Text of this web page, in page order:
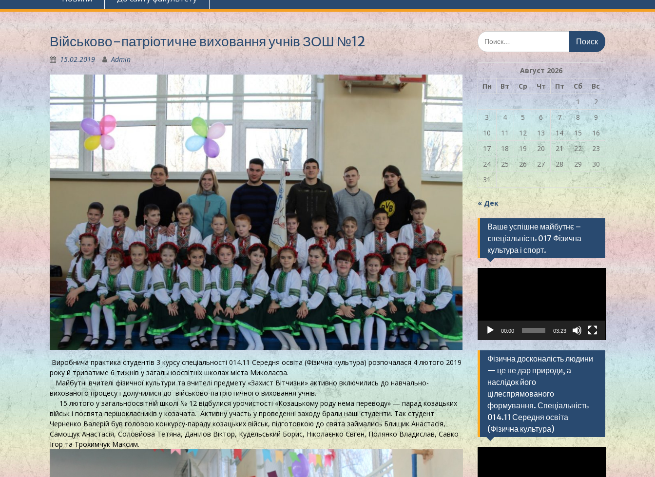
Військово-патріотичне виховання учнів ЗОШ №12
15.02.2019 Admin
Виробнича практика студентів 3 курсу спеціальності 014.11 Середня освіта (Фізична культура) розпочалася 4 лютого 2019
року й триватиме 6 тижнів у загальноосвітніх школах міста Миколаєва.
Майбутні вчителі фізичної культури та вчителі предмету «Захист Вітчизни» активно включились до навчально-
вихованого процесу і долучилися до військово-патріотичного виховання учнів.
15 лютого у загальноосвітній школі № 12 відбулися урочистості «Козацькому роду нема переводу» — парад козацьких
військ і посвята першокласників у козачата. Активну участь у проведенні заходу брали наші студенти. Так студент
Черненко Валерій був головою конкурсу-параду козацьких військ, підготовкою до свята займались Блищик Анастасія,
Самощук Анастасія, Соловйова Тетяна, Данілов Віктор, Кудельський Борис, Ніколаєнко Євген, Полянко Владислав, Савко
Ігор та Трохимчук Максим.
Искать:
Август 2026
Пн
Вт Ср Чт Пт Сб
Вс
1
2
3
4 5 6 7 8
9
10
11 12 13 14 15
16
17
18 19 20 21 22
23
24
25 26 27 28 29
30
31
« Дек
Ваше успішне майбутнє –
cпеціальність 017 Фізична
культура і спорт.
Видеоплеер
00:00 03:23
Фізична досконалість людини
— це не дар природи, а
наслідок його
цілеспрямованого
формування. Спеціальність
014.11 Середня освіта
(Фізична культура)